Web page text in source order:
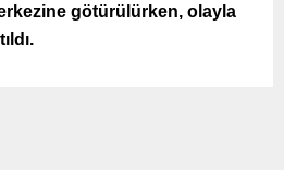
götürülürken, olayla